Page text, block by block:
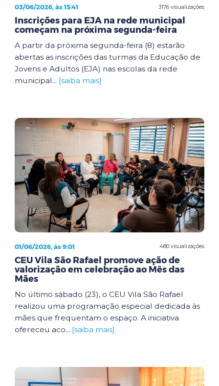
3176 visualizações
03/06/2026, às 15:41
Inscrições para EJA na rede municipal
começam na próxima segunda-feira
A partir da próxima segunda-feira (8) estarão
abertas as inscrições das turmas da Educação de
Jovens e Adultos (EJA) nas escolas da rede
municipal... [saiba mais]
480 visualizações
01/06/2026, às 9:01
CEU Vila São Rafael promove ação de
valorização em celebração ao Mês das
Mães
No último sábado (23), o CEU Vila São Rafael
realizou uma programação especial dedicada às
mães que frequentam o espaço. A iniciativa
ofereceu aco... [saiba mais]